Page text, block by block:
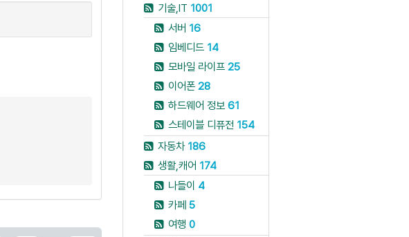
기술,IT 1001
서버 16
임베디드 14
모바일 라이프 25
이어폰 28
하드웨어 정보 61
스테이블 디퓨전 154
자동차 186
생활,캐어 174
나들이 4
카페 5
여행 0